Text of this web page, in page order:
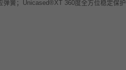
簧；Unicased®XT 360度全方位稳定保护